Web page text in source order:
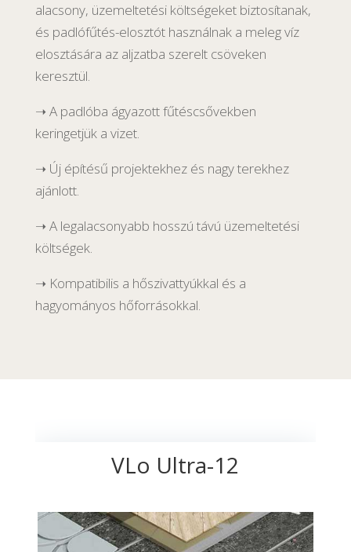
alacsony, üzemeltetési költségeket biztosítanak,
és padlófűtés-elosztót használnak a meleg víz
elosztására az aljzatba szerelt csöveken
keresztül.
➝ A padlóba ágyazott fűtéscsővekben
keringetjük a vizet.
➝ Új építésű projektekhez és nagy terekhez
ajánlott.
➝ A legalacsonyabb hosszú távú üzemeltetési
költségek.
➝ Kompatibilis a hőszivattyúkkal és a
hagyományos hőforrásokkal.
VLo Ultra-12